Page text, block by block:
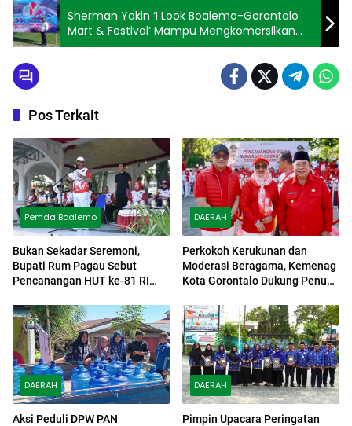
Sherman Yakin ‘I Look Boalemo-Gorontalo
Mart & Festival’ Mampu Mengkomersilkan
Wisata
Pos Terkait
Pemda Boalemo
Bukan Sekadar Seremoni,
Bupati Rum Pagau Sebut
Pencanangan HUT ke-81 RI
Pahlawan
DAERAH
Perkokoh Kerukunan dan
Moderasi Beragama, Kemenag
Kota Gorontalo Dukung Penuh
DAERAH
Aksi Peduli DPW PAN
DAERAH
Pimpin Upacara Peringatan